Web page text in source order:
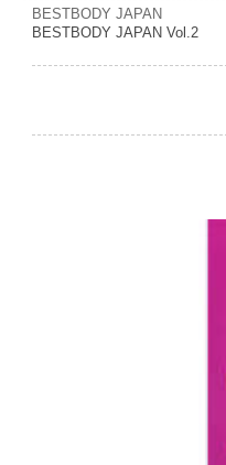
BESTBODY JAPAN
BESTBODY JAPAN Vol.2